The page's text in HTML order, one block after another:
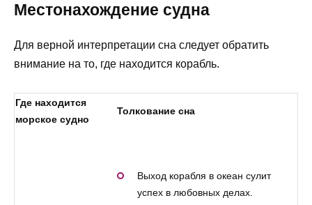
Местонахождение судна
Для верной интерпретации сна следует обратить
внимание на то, где находится корабль.
Где находится
морское судно
Толкование сна
Выход корабля в океан сулит
успех в любовных делах.